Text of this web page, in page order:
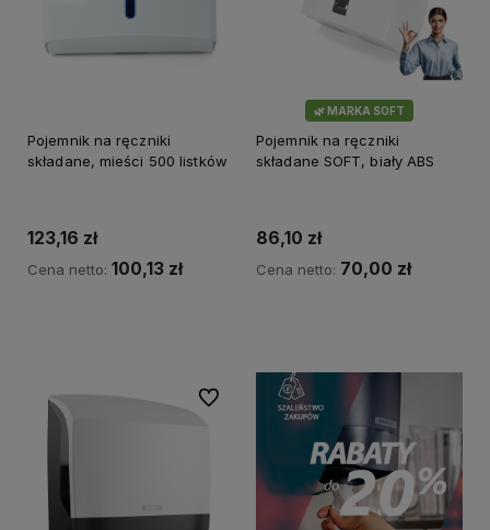
Pojemnik na ręczniki
składane, mieści 500 listków
123,16 zł
Cena netto: 100,13 zł
🌿 MARKA SOFT
Pojemnik na ręczniki
składane SOFT, biały ABS
86,10 zł
Cena netto: 70,00 zł
Do ulubionych